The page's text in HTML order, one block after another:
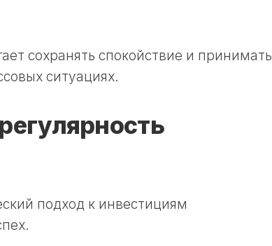
сохранять спокойствие и принимать
ситуациях.
подход к инвестициям